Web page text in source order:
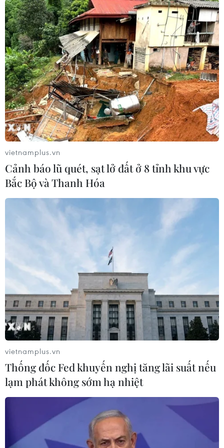
#Ukraine #NATO
#Vladimir Putin
#Lực lượng ly khai
#Rút quân
#Lệnh ngừng bắn
#Thiết bị quân sự
Ukraine
TIN LIÊN QUAN
vietnamplus.vn
Cảnh báo lũ quét, sạt lở đất ở 8 tỉnh khu vực
Bắc Bộ và Thanh Hóa
vietnamplus.vn
Thống đốc Fed khuyến nghị tăng lãi suất nếu
lạm phát không sớm hạ nhiệt